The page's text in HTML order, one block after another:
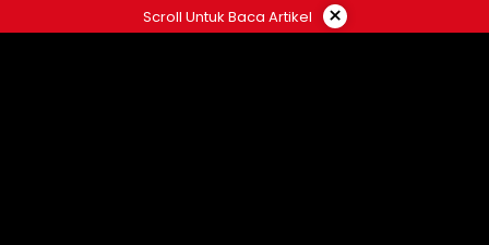
ke
Scroll Untuk Baca Artikel ×